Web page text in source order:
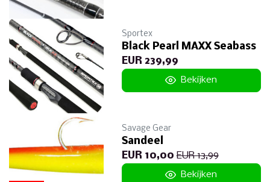
Sportex
Black Pearl MAXX Seabass
EUR 239,99
Bekijken
Savage Gear
Sandeel
EUR 10,00 EUR 13,99
Bekijken